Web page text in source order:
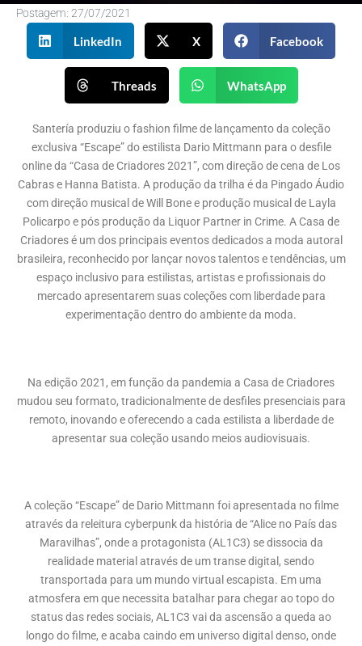
Postagem: 27/07/2021
LinkedIn X Facebook
Threads WhatsApp
Santería produziu o fashion filme de lançamento da coleção
exclusiva “Escape” do estilista Dario Mittmann para o desfile
online da “Casa de Criadores 2021”, com direção de cena de Los
Cabras e Hanna Batista. A produção da trilha é da Pingado Áudio
com direção musical de Will Bone e produção musical de Layla
Policarpo e pós produção da Liquor Partner in Crime. A Casa de
Criadores é um dos principais eventos dedicados a moda autoral
brasileira, reconhecido por lançar novos talentos e tendências, um
espaço inclusivo para estilistas, artistas e profissionais do
mercado apresentarem suas coleções com liberdade para
experimentação dentro do ambiente da moda.
Na edição 2021, em função da pandemia a Casa de Criadores
mudou seu formato, tradicionalmente de desfiles presenciais para
remoto, inovando e oferecendo a cada estilista a liberdade de
apresentar sua coleção usando meios audiovisuais.
A coleção “Escape” de Dario Mittmann foi apresentada no filme
através da releitura cyberpunk da história de “Alice no País das
Maravilhas”, onde a protagonista (AL1C3) se dissocia da
realidade material através de um transe digital, sendo
transportada para um mundo virtual escapista. Em uma
atmosfera em que necessita batalhar para chegar ao topo do
status das redes sociais, AL1C3 vai da ascensão a queda ao
longo do filme, e acaba caindo em universo digital denso, onde